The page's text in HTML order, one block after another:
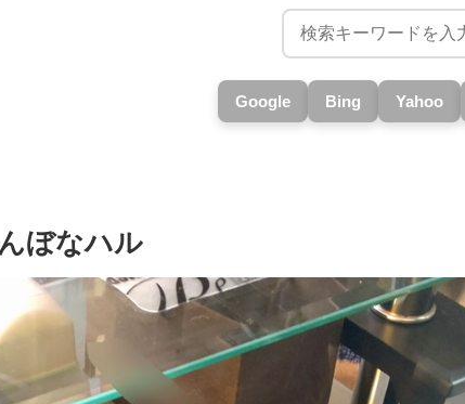
Google Bing Yahoo
ぼなハル